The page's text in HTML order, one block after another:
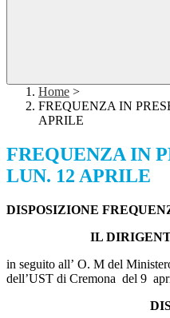
Home >
FREQUENZA IN
APRILE
FREQUENZA IN
LUN. 12 APRILE
DISPOSIZIONE
IL
in seguito all’ O. M del
dell’UST di Cremona del 9